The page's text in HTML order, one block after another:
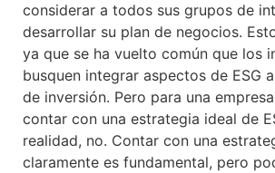
considerar a todos sus grupos de
desarrollar su plan de negocios.
ya que se ha vuelto común que los
busquen integrar aspectos de ESG
de inversión. Pero para una
contar con una estrategia ideal de
realidad, no. Contar con una
claramente es fundamental, pero